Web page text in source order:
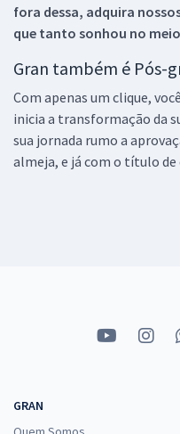
fora dessa, adquira
que tanto sonhou no
Gran também é Pós-
Com apenas um clique,
inicia a transformação da
sua jornada rumo a
almeja, e já com o título de
GRAN